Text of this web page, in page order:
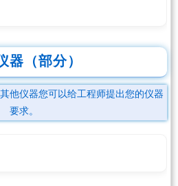
器（部分）
其他仪器您可以给工程师提出您的仪器
要求。